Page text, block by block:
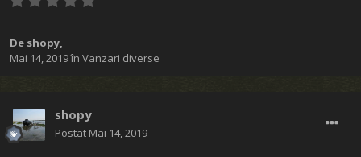
De shopy,
Mai 14, 2019în Vanzari diverse
shopy
Postat Mai 14, 2019